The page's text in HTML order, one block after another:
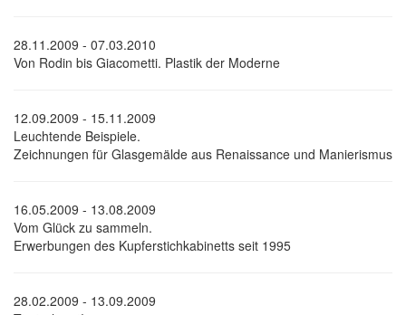
28.11.2009 - 07.03.2010
Von Rodin bis Giacometti. Plastik der Moderne
12.09.2009 - 15.11.2009
Leuchtende Beispiele.
Zeichnungen für Glasgemälde aus Renaissance und Manierismus
16.05.2009 - 13.08.2009
Vom Glück zu sammeln.
Erwerbungen des Kupferstichkabinetts seit 1995
28.02.2009 - 13.09.2009